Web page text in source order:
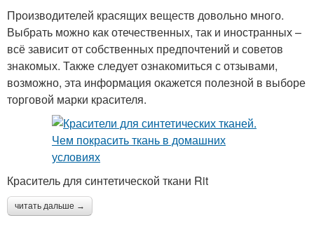
Производителей красящих веществ довольно много.
Выбрать можно как отечественных, так и иностранных –
всё зависит от собственных предпочтений и советов
знакомых. Также следует ознакомиться с отзывами,
возможно, эта информация окажется полезной в выборе
торговой марки красителя.
Краситель для синтетической ткани Rit
читать дальше →